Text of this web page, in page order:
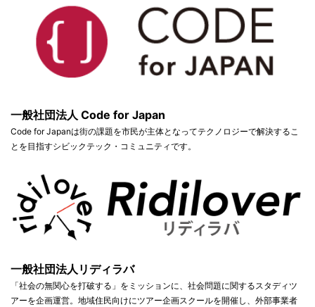
一般社団法人 Code for Japan
Code for Japanは街の課題を市民が主体となってテクノロジーで解決するこ
とを目指すシビックテック・コミュニティです。
一般社団法人リディラバ
「社会の無関心を打破する」をミッションに、社会問題に関するスタディツ
アーを企画運営。地域住民向けにツアー企画スクールを開催し、外部事業者